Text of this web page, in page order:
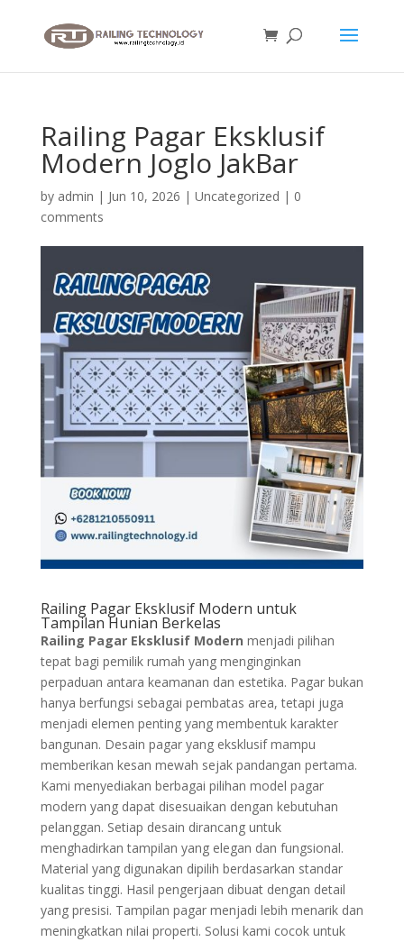
Railing Pagar Eksklusif
Modern Joglo JakBar
by admin | Jun 10, 2026 | Uncategorized | 0
comments
Railing Pagar Eksklusif Modern untuk
Tampilan Hunian Berkelas
Railing Pagar Eksklusif Modern menjadi pilihan
tepat bagi pemilik rumah yang menginginkan
perpaduan antara keamanan dan estetika. Pagar bukan
hanya berfungsi sebagai pembatas area, tetapi juga
menjadi elemen penting yang membentuk karakter
bangunan. Desain pagar yang eksklusif mampu
memberikan kesan mewah sejak pandangan pertama.
Kami menyediakan berbagai pilihan model pagar
modern yang dapat disesuaikan dengan kebutuhan
pelanggan. Setiap desain dirancang untuk
menghadirkan tampilan yang elegan dan fungsional.
Material yang digunakan dipilih berdasarkan standar
kualitas tinggi. Hasil pengerjaan dibuat dengan detail
yang presisi. Tampilan pagar menjadi lebih menarik dan
meningkatkan nilai properti. Solusi kami cocok untuk